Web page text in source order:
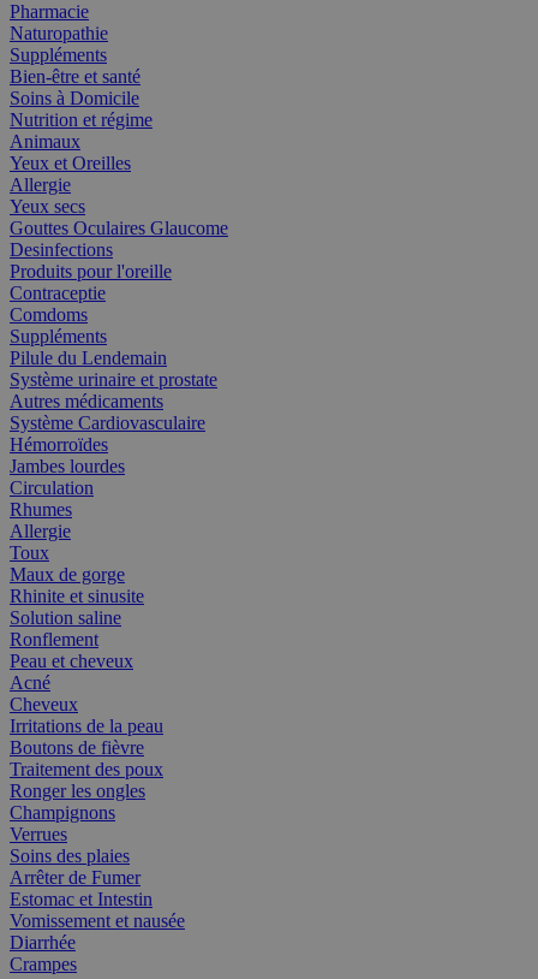
Pharmacie
Naturopathie
Suppléments
Bien-être et santé
Soins à Domicile
Nutrition et régime
Animaux
Yeux et Oreilles
Allergie
Yeux secs
Gouttes Oculaires Glaucome
Desinfections
Produits pour l'oreille
Contraceptie
Comdoms
Suppléments
Pilule du Lendemain
Système urinaire et prostate
Autres médicaments
Système Cardiovasculaire
Hémorroïdes
Jambes lourdes
Circulation
Rhumes
Allergie
Toux
Maux de gorge
Rhinite et sinusite
Solution saline
Ronflement
Peau et cheveux
Acné
Cheveux
Irritations de la peau
Boutons de fièvre
Traitement des poux
Ronger les ongles
Champignons
Verrues
Soins des plaies
Arrêter de Fumer
Estomac et Intestin
Vomissement et nausée
Diarrhée
Crampes